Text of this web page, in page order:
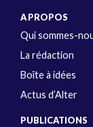
A PROPOS
Qui sommes-
La rédaction
Boîte à idées
Actus d’Alter
PUBLICATIONS